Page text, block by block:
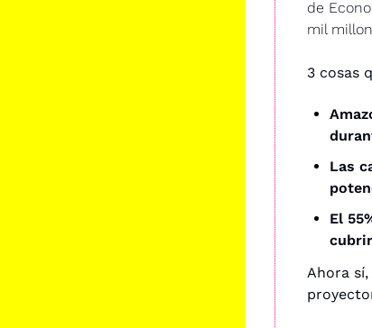
de
mil
3 cosas
Las
El
Ahora